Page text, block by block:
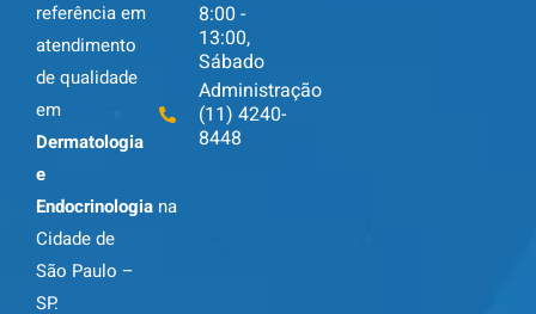
referência em
atendimento
de qualidade
em
Dermatologia
e
Endocrinologia na
Cidade de
São Paulo –
SP.
8:00 -
13:00,
Sábado
Administração
(11) 4240-
8448